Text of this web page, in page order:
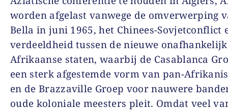
worden afgelast vanwege de omverwerping
Bella in juni 1965, het Chinees-Sovjetconflict
verdeeldheid tussen de nieuwe
Afrikaanse staten, waarbij de Casablanca
een sterk afgestemde vorm van pan-
en de Brazzaville Groep voor nauwere
oude koloniale meesters pleit. Omdat veel